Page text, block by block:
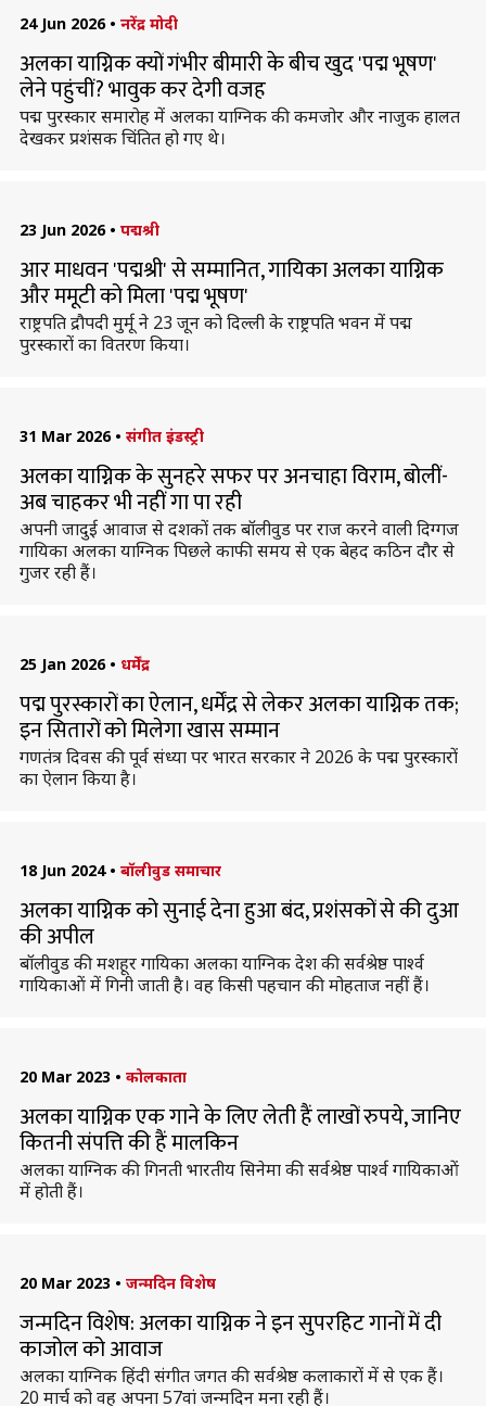
24 Jun 2026 • नरेंद्र मोदी
अलका याग्निक क्यों गंभीर बीमारी के बीच खुद 'पद्म भूषण'
लेने पहुंचीं? भावुक कर देगी वजह
पद्म पुरस्कार समारोह में अलका याग्निक की कमजोर और नाजुक हालत
देखकर प्रशंसक चिंतित हो गए थे।
23 Jun 2026 • पद्मश्री
आर माधवन 'पद्मश्री' से सम्मानित, गायिका अलका याग्निक
और ममूटी को मिला 'पद्म भूषण'
राष्ट्रपति द्रौपदी मुर्मू ने 23 जून को दिल्ली के राष्ट्रपति भवन में पद्म
पुरस्कारों का वितरण किया।
31 Mar 2026 • संगीत इंडस्ट्री
अलका याग्निक के सुनहरे सफर पर अनचाहा विराम, बोलीं-
अब चाहकर भी नहीं गा पा रही
अपनी जादुई आवाज से दशकों तक बॉलीवुड पर राज करने वाली दिग्गज
गायिका अलका याग्निक पिछले काफी समय से एक बेहद कठिन दौर से
गुजर रही हैं।
25 Jan 2026 • धर्मेंद्र
पद्म पुरस्कारों का ऐलान, धर्मेंद्र से लेकर अलका याग्निक तक;
इन सितारों को मिलेगा खास सम्मान
गणतंत्र दिवस की पूर्व संध्या पर भारत सरकार ने 2026 के पद्म पुरस्कारों
का ऐलान किया है।
18 Jun 2024 • बॉलीवुड समाचार
अलका याग्निक को सुनाई देना हुआ बंद, प्रशंसकों से की दुआ
की अपील
बॉलीवुड की मशहूर गायिका अलका याग्निक देश की सर्वश्रेष्ठ पार्श्व
गायिकाओं में गिनी जाती है। वह किसी पहचान की मोहताज नहीं हैं।
20 Mar 2023 • कोलकाता
अलका याग्निक एक गाने के लिए लेती हैं लाखों रुपये, जानिए
कितनी संपत्ति की हैं मालकिन
अलका याग्निक की गिनती भारतीय सिनेमा की सर्वश्रेष्ठ पार्श्व गायिकाओं
में होती हैं।
20 Mar 2023 • जन्मदिन विशेष
जन्मदिन विशेष: अलका याग्निक ने इन सुपरहिट गानों में दी
काजोल को आवाज
अलका याग्निक हिंदी संगीत जगत की सर्वश्रेष्ठ कलाकारों में से एक हैं।
20 मार्च को वह अपना 57वां जन्मदिन मना रही हैं।